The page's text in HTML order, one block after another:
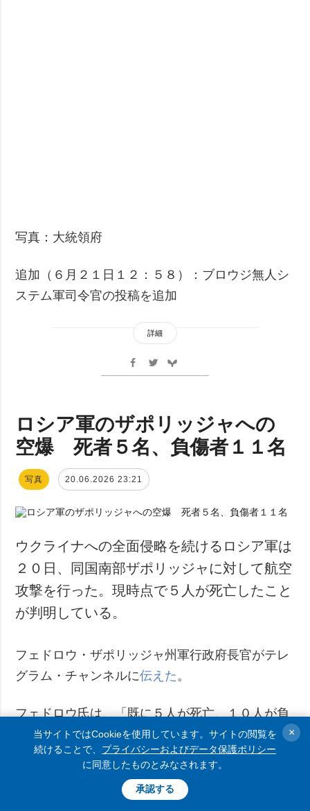
写真：大統領府
追加（６月２１日１２：５８）：ブロウジ無人シ
ステム軍司令官の投稿を追加
詳細
ロシア軍のザポリッジャへの
空爆 死者５名、負傷者１１名
写真 20.06.2026 23:21
ウクライナへの全面侵略を続けるロシア軍は
２０日、同国南部ザポリッジャに対して航空
攻撃を行った。現時点で５人が死亡したこと
が判明している。
フェドロウ・ザポリッジャ州軍行政府長官がテレ
グラム・チャンネルに伝えた。
フェドロウ氏は、「既に５人が死亡、１０人が負
傷。ザポリッジャへの敵の攻撃による損失の数が
増加している」と報告した。
また、爆弾が１つ住宅街に着弾したとし、民家の
当サイトではCookieを使用しています。サイトの閲覧を
続けることで、 プライバシーおよびデータ保護ポリシー
に同意したものとみなされます。
承認する
×